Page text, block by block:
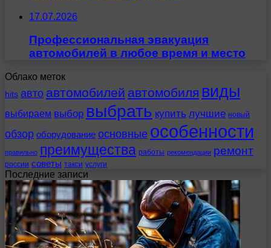
17.07.2026
Профессиональная эвакуация
автомобилей в любое время и место
Облако меток
hits авто автомобилей автомобиля виды
выбираем выбор выбрать купить лучшие новый
обзор оборудование основные особенности
правильно преимущества работы рекомендации ремонт
россии советы такси услуги
Последние записи